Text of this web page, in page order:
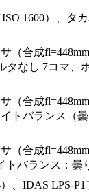
1600）、タ
（合成fl=448mm
タなし 7コマ、
（合成fl=448mm
トバランス（
（合成fl=448mm
トバランス：曇
、IDAS LPS-